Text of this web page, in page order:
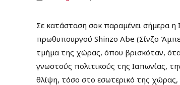
Σε κατάσταση σοκ παραμένει σήμερα
πρωθυπουργού Shinzo Abe (Σίνζο
τμήμα της χώρας, όπου βρισκόταν,
γνωστούς πολιτικούς της Ιαπωνίας,
θλίψη, τόσο στο εσωτερικό της